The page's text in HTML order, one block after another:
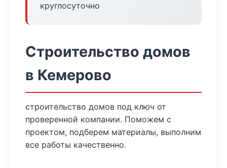
круглосуточно
Строительство домов
в Кемерово
строительство домов под ключ от
проверенной компании. Поможем с
проектом, подберем материалы, выполним
все работы качественно.